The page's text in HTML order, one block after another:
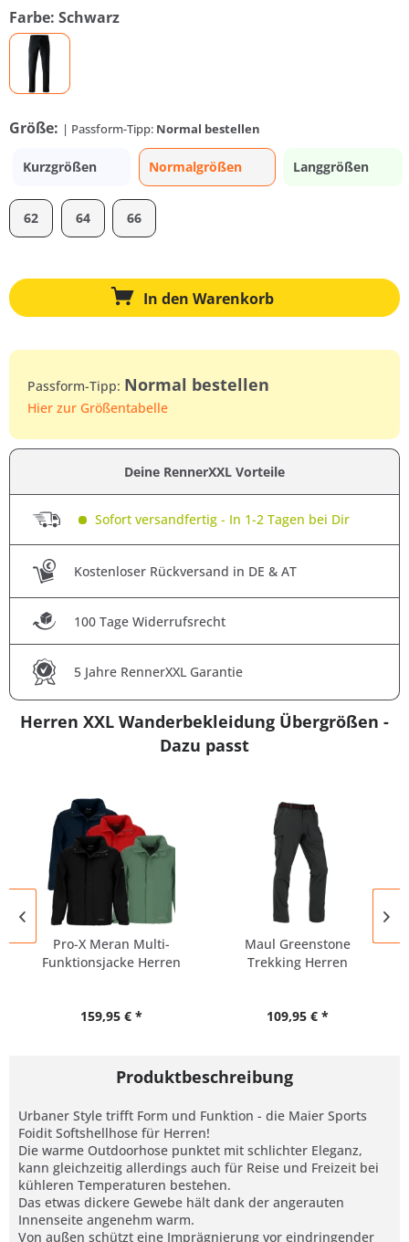
Farbe: Schwarz
Größe: | Passform-Tipp: Normal bestellen
Kurzgrößen Normalgrößen Langgrößen
62 64 66
In den Warenkorb
Passform-Tipp: Normal bestellen
Hier zur Größentabelle
Deine RennerXXL Vorteile
Sofort versandfertig - In 1-2 Tagen bei Dir
Kostenloser Rückversand in DE & AT
100 Tage Widerrufsrecht
5 Jahre RennerXXL Garantie
Herren XXL Wanderbekleidung Übergrößen -
Dazu passt
Pro-X Meran Multi-
Funktionsjacke Herren
159,95 € *
Maul Greenstone
Trekking Herren
109,95 € *
Produktbeschreibung
Urbaner Style trifft Form und Funktion - die Maier Sports
Foidit Softshellhose für Herren!
Die warme Outdoorhose punktet mit schlichter Eleganz,
kann gleichzeitig allerdings auch für Reise und Freizeit bei
kühleren Temperaturen bestehen.
Das etwas dickere Gewebe hält dank der angerauten
Innenseite angenehm warm.
Von außen schützt eine Imprägnierung vor eindringender